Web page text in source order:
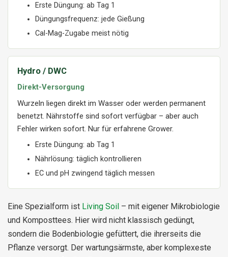
Erste Düngung: ab Tag 1
Düngungsfrequenz: jede Gießung
Cal-Mag-Zugabe meist nötig
Hydro / DWC
Direkt-Versorgung
Wurzeln liegen direkt im Wasser oder werden permanent
benetzt. Nährstoffe sind sofort verfügbar – aber auch
Fehler wirken sofort. Nur für erfahrene Grower.
Erste Düngung: ab Tag 1
Nährlösung: täglich kontrollieren
EC und pH zwingend täglich messen
Eine Spezialform ist Living Soil – mit eigener Mikrobiologie
und Komposttees. Hier wird nicht klassisch gedüngt,
sondern die Bodenbiologie gefüttert, die ihrerseits die
Pflanze versorgt. Der wartungsärmste, aber komplexeste